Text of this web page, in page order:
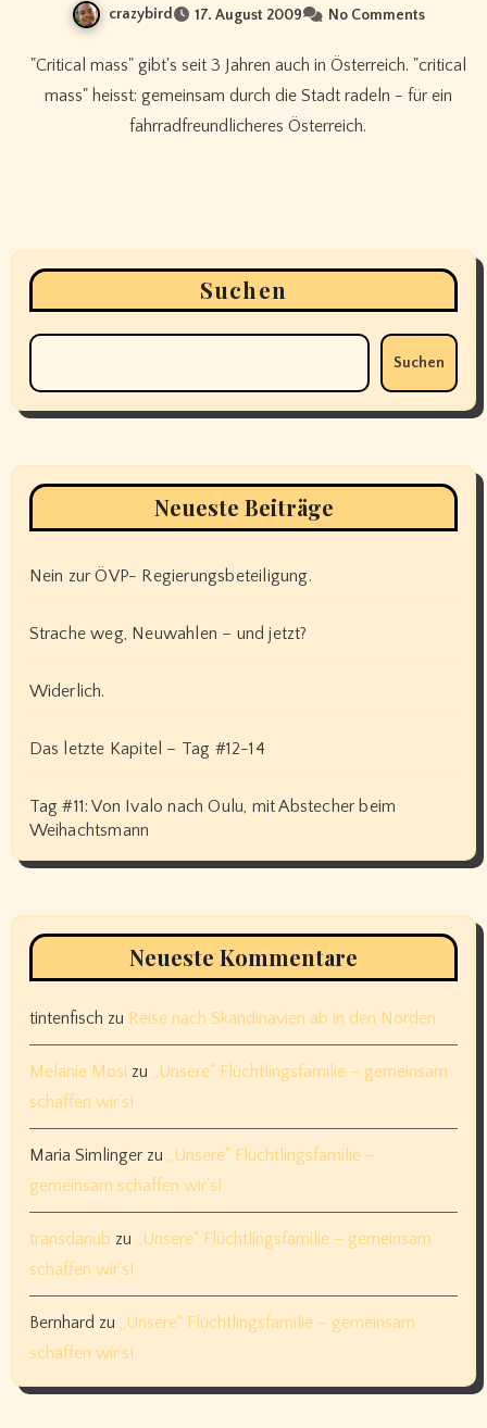
crazybird 17. August 2009 No Comments
"Critical mass" gibt's seit 3 Jahren auch in Österreich. "critical
mass" heisst: gemeinsam durch die Stadt radeln - für ein
fahrradfreundlicheres Österreich.
Suchen
Suchen
Neueste Beiträge
Nein zur ÖVP- Regierungsbeteiligung.
Strache weg, Neuwahlen – und jetzt?
Widerlich.
Das letzte Kapitel – Tag #12-14
Tag #11: Von Ivalo nach Oulu, mit Abstecher beim
Weihachtsmann
Neueste Kommentare
tintenfisch zu Reise nach Skandinavien ab in den Norden
Melanie Mosi zu „Unsere“ Flüchtlingsfamilie – gemeinsam
schaffen wir’s!
Maria Simlingerzu „Unsere“ Flüchtlingsfamilie –
gemeinsam schaffen wir’s!
transdanub zu „Unsere“ Flüchtlingsfamilie – gemeinsam
schaffen wir’s!
Bernhard zu „Unsere“ Flüchtlingsfamilie – gemeinsam
schaffen wir’s!